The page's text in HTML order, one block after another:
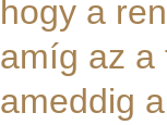
hogy a
amíg az a
ameddig